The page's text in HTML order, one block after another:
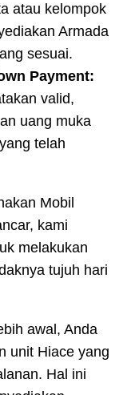
atau kelompok
Armada
sesuai.
Payment:
valid,
uang muka
telah
Mobil
kami
melakukan
tujuh hari
awal, Anda
unit Hiace yang
Hal ini